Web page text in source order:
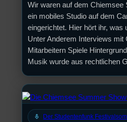
Wir waren auf dem Chiemsee
ein mobiles Studio auf dem
eingerichtet. Hier hört ihr, was
Unter Anderem Interviews mit
Mitarbeitern Spiele
Musik wurde aus rechtlichen
mic Der Studentenfunk